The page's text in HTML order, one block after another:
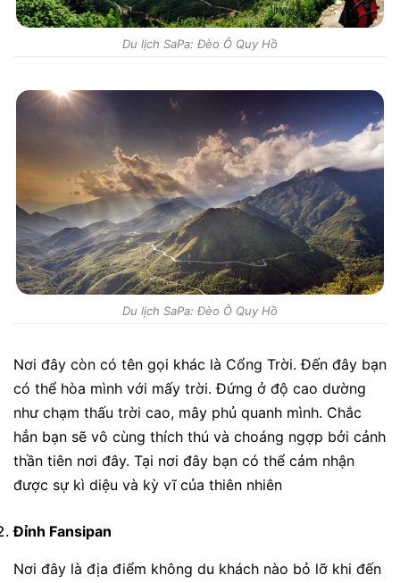
Du lịch SaPa: Đèo Ô Quy Hồ
Du lịch SaPa: Đèo Ô Quy Hồ
Nơi đây còn có tên gọi khác là Cổng Trời. Đến đây bạn
có thể hòa mình với mấy trời. Đứng ở độ cao dường
như chạm thấu trời cao, mây phủ quanh mình. Chắc
hẳn bạn sẽ vô cùng thích thú và choáng ngợp bởi cảnh
thần tiên nơi đây. Tại nơi đây bạn có thể cảm nhận
được sự kì diệu và kỳ vĩ của thiên nhiên
Đỉnh Fansipan
Nơi đây là địa điểm không du khách nào bỏ lỡ khi đến